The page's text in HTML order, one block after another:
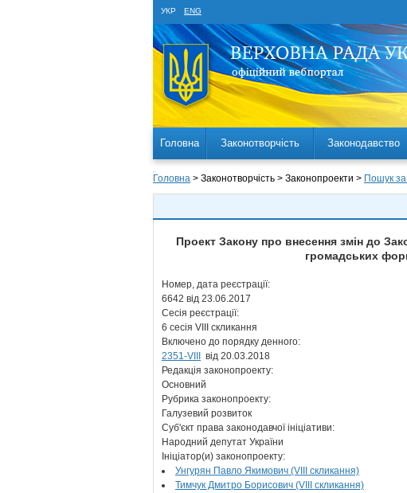
УКР ENG
Головна Законотворчість Законодавство
Головна > Законотворчість > Законопроекти > Пошук за
Проект Закону про внесення змін до
громадських
Номер, дата реєстрації:
6642 від 23.06.2017
Сесія реєстрації:
6 сесія VIII скликання
Включено до порядку денного:
2351-VIII
від 20.03.2018
Редакція законопроекту:
Основний
Рубрика законопроекту:
Галузевий розвиток
Суб'єкт права законодавчої ініціативи:
Народний депутат України
Ініціатор(и) законопроекту:
Унгурян Павло Якимович (VIII скликання)
Тимчук Дмитро Борисович (VIII скликання)